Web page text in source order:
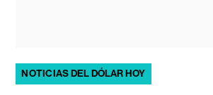
NOTICIAS DEL DÓLAR HOY